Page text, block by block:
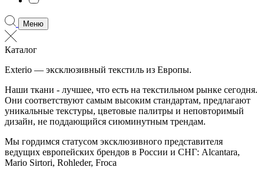
Меню
Каталог
Exterio — эксклюзивный текстиль из Европы.
Наши ткани - лучшее, что есть на текстильном рынке сегодня.
Они соответствуют самым высоким стандартам, предлагают
уникальные текстуры, цветовые палитры и неповторимый
дизайн, не поддающийся сиюминутным трендам.
Мы гордимся статусом эксклюзивного представителя
ведущих европейских брендов в России и СНГ: Alcantara,
Mario Sirtori, Rohleder, Froca